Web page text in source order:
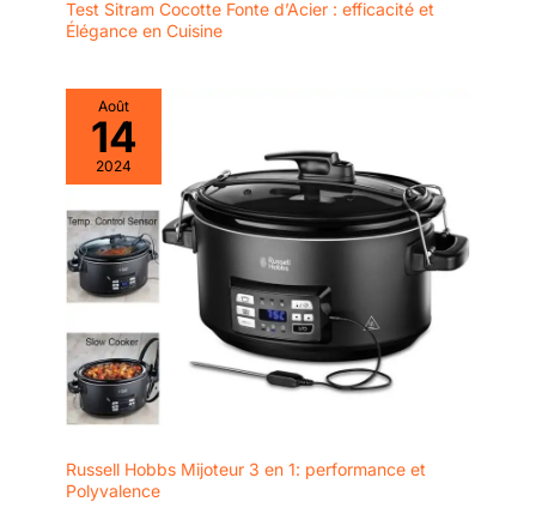
Test Sitram Cocotte Fonte d’Acier : efficacité et
Élégance en Cuisine
Août
14
2024
Russell Hobbs Mijoteur 3 en 1: performance et
Polyvalence